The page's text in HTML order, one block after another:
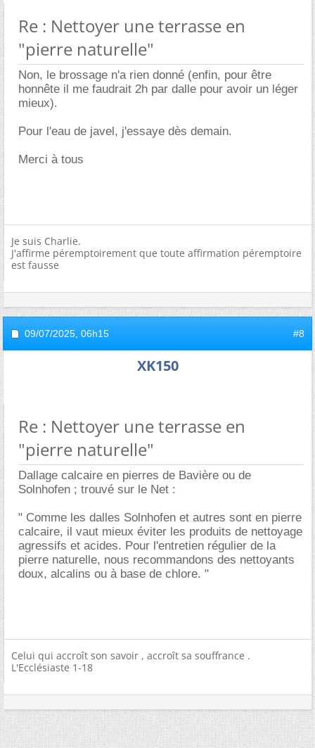
Re : Nettoyer une terrasse en
"pierre naturelle"
Non, le brossage n'a rien donné (enfin, pour être
honnête il me faudrait 2h par dalle pour avoir un léger
mieux).
Pour l'eau de javel, j'essaye dès demain.
Merci à tous
Je suis Charlie.
J'affirme péremptoirement que toute affirmation péremptoire
est fausse
09/07/2025, 06h15 #8
XK150
Re : Nettoyer une terrasse en
"pierre naturelle"
Dallage calcaire en pierres de Bavière ou de
Solnhofen ; trouvé sur le Net :
" Comme les dalles Solnhofen et autres sont en pierre
calcaire, il vaut mieux éviter les produits de nettoyage
agressifs et acides. Pour l'entretien régulier de la
pierre naturelle, nous recommandons des nettoyants
doux, alcalins ou à base de chlore. "
Celui qui accroît son savoir , accroît sa souffrance .
L'Ecclésiaste 1-18